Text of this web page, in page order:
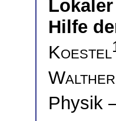
Hilfe
Koestel
Walther
Physik